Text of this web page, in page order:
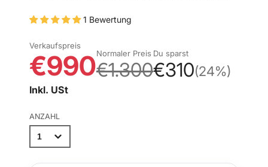
1 Bewertung
Verkaufspreis
€990Normaler Preis
€1.300
Du sparst
€310(24%)
Inkl. USt
ANZAHL